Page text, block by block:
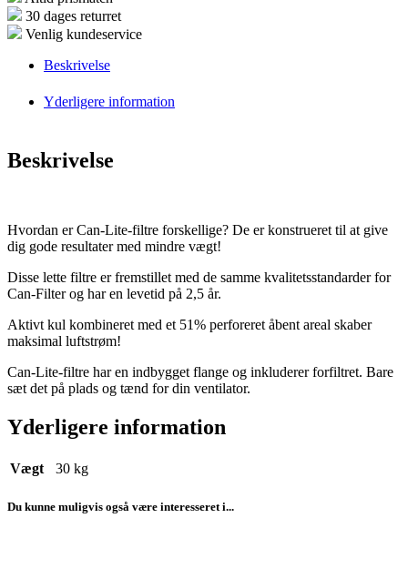
30 dages returret
Venlig kundeservice
Beskrivelse
Yderligere information
Beskrivelse
Hvordan er Can-Lite-filtre forskellige? De er konstrueret til at give
dig gode resultater med mindre vægt!
Disse lette filtre er fremstillet med de samme kvalitetsstandarder for
Can-Filter og har en levetid på 2,5 år.
Aktivt kul kombineret med et 51% perforeret åbent areal skaber
maksimal luftstrøm!
Can-Lite-filtre har en indbygget flange og inkluderer forfiltret. Bare
sæt det på plads og tænd for din ventilator.
Yderligere information
Vægt 30 kg
Du kunne muligvis også være interesseret i...